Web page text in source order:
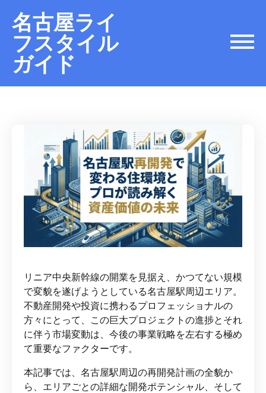
名古屋ライ
フスタイル
ガイド
リニア中央新幹線の開業を見据え、かつてない規模
で変貌を遂げようとしている名古屋駅周辺エリア。
不動産開発や投資に携わるプロフェッショナルの
方々にとって、この巨大プロジェクトの進捗とそれ
に伴う市場変動は、今後の事業戦略を左右する極め
て重要なファクターです。
本記事では、名古屋駅周辺の再開発計画の全貌か
ら、エリアごとの詳細な開発ポテンシャル、そして